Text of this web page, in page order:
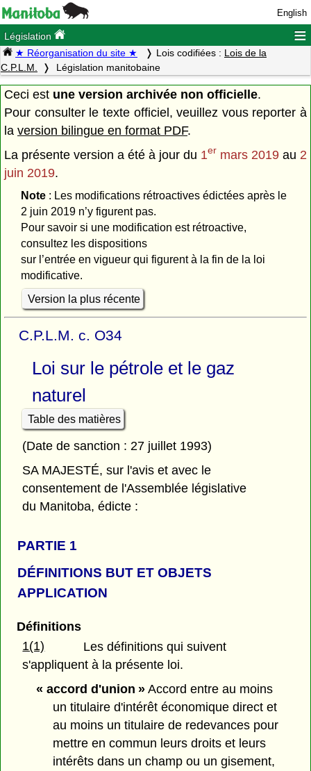
English
Législation ≡
★ Réorganisation du site ★ Lois codifiées : Lois de la
C.P.L.M.
Législation manitobaine
Ceci est une version archivée non officielle.
Pour consulter le texte officiel, veuillez vous reporter à
la version bilingue en format PDF.
La présente version a été à jour du 1er mars 2019 au 2
juin 2019.
Note: Les modifications rétroactives édictées après le
2 juin 2019 n’y figurent pas.
Pour savoir si une modification est rétroactive,
consultez les dispositions
sur l’entrée en vigueur qui figurent à la fin de la loi
modificative.
Version la plus récente
C.P.L.M. c. O34
Loi sur le pétrole et le gaz
naturel
Table des matières
(Date de sanction : 27 juillet 1993)
SA MAJESTÉ, sur l'avis et avec le
consentement de l'Assemblée législative
du Manitoba, édicte :
PARTIE 1
DÉFINITIONS BUT ET OBJETS
APPLICATION
Définitions
1(1)
Les définitions qui suivent
s'appliquent à la présente loi.
« accord d'union »Accord entre au moins
un titulaire d'intérêt économique direct et
au moins un titulaire de redevances pour
mettre en commun leurs droits et leurs
intérêts dans un champ ou un gisement,